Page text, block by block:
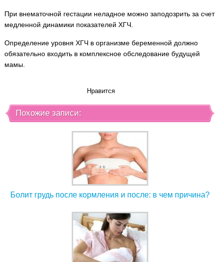
При внематочной гестации неладное можно заподозрить за счет
медленной динамики показателей ХГЧ.
Определение уровня ХГЧ в организме беременной должно
обязательно входить в комплексное обследование будущей
мамы.
Нравится
Похожие записи:
Болит грудь после кормления и после: в чем причина?